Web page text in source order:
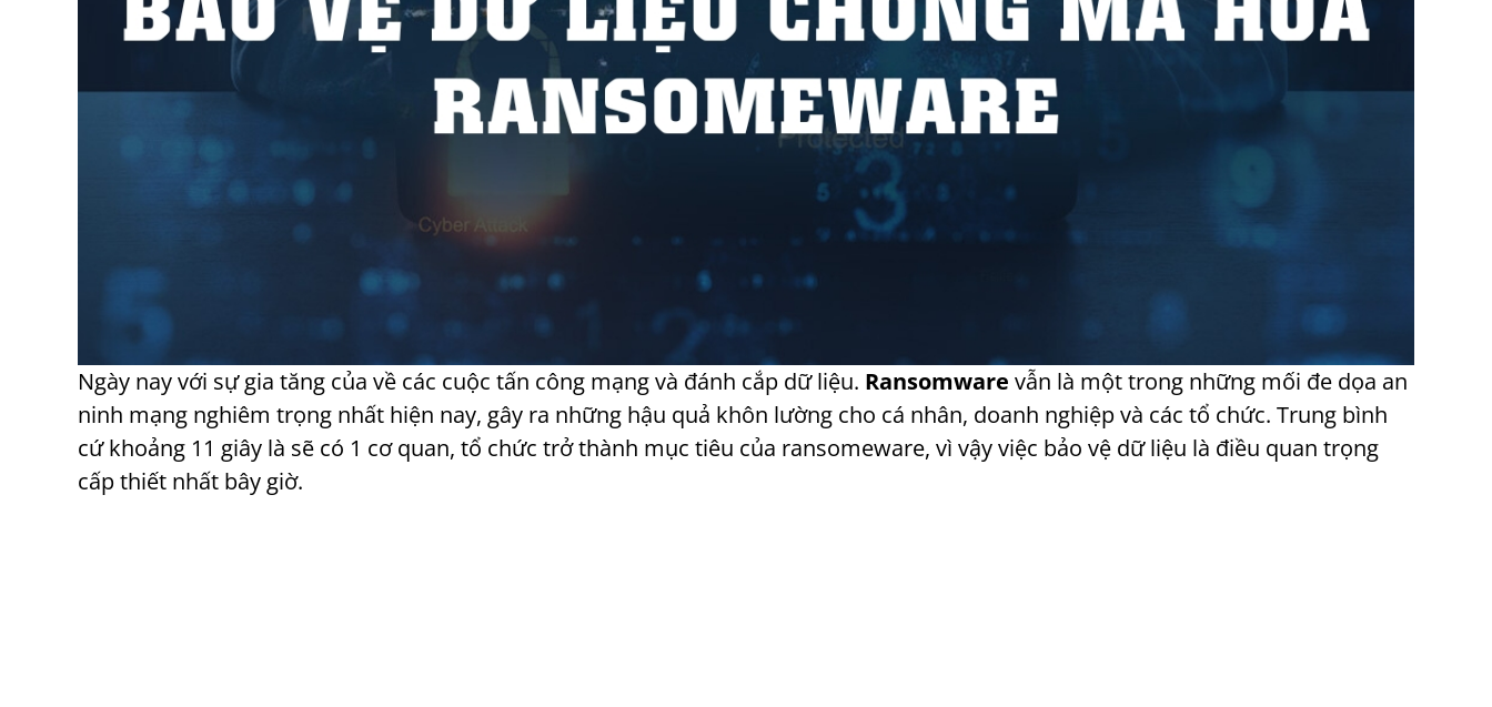
Ngày nay với sự gia tăng của về các cuộc tấn công mạng và đánh cắp dữ liệu. Ransomware vẫn là một trong những mối đe dọa an
ninh mạng nghiêm trọng nhất hiện nay, gây ra những hậu quả khôn lường cho cá nhân, doanh nghiệp và các tổ chức. Trung bình
cứ khoảng 11 giây là sẽ có 1 cơ quan, tổ chức trở thành mục tiêu của ransomeware, vì vậy việc bảo vệ dữ liệu là điều quan trọng
cấp thiết nhất bây giờ.